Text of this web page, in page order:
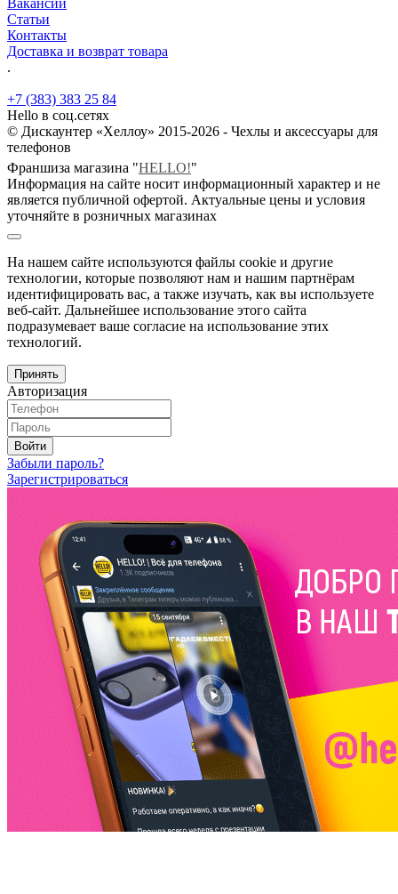
Статьи
Контакты
Доставка и возврат товара
.
+7 (383) 383 25 84
Hello в соц.сетях
© Дискаунтер «Хеллоу» 2015-2026 - Чехлы и аксессуары для
телефонов
Франшиза магазина "HELLO!"
Информация на сайте носит информационный характер и не
является публичной офертой. Актуальные цены и условия
уточняйте в розничных магазинах
На нашем сайте используются файлы cookie и другие
технологии, которые позволяют нам и нашим партнёрам
идентифицировать вас, а также изучать, как вы используете
веб-сайт. Дальнейшее использование этого сайта
подразумевает ваше согласие на использование этих
технологий.
Принять
Авторизация
Войти
Забыли пароль?
Зарегистрироваться